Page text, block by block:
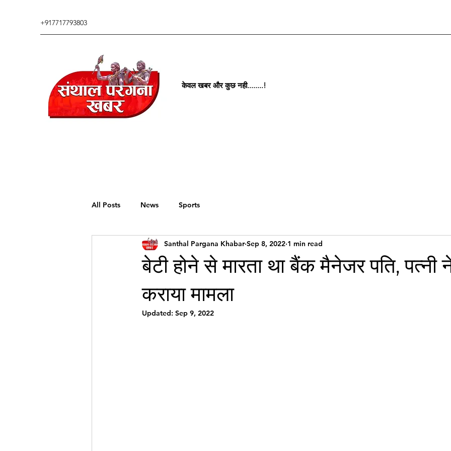
+917717793803
केवल खबर और कुछ नही........!
All Posts News Sports
बेटी होने से मारता था बैंक मैनेजर पति, पत्नी
कराया मामला
Santhal Pargana Khabar Sep 8, 2022 1 min read
Updated: Sep 9, 2022